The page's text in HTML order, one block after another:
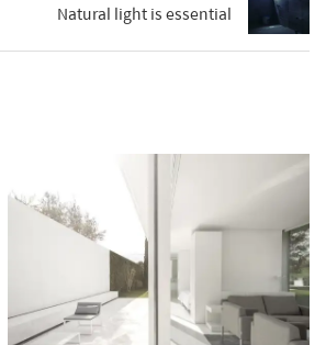
Natural light is essential